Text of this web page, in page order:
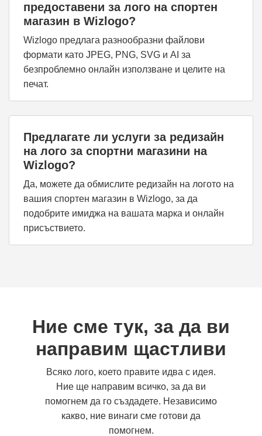
предоставени за лого на спортен
магазин в Wizlogo?
Wizlogo предлага разнообразни файлови
формати като JPEG, PNG, SVG и AI за
безпроблемно онлайн използване и целите на
печат.
Предлагате ли услуги за редизайн
на лого за спортни магазини на
Wizlogo?
Да, можете да обмислите редизайн на логото на
вашия спортен магазин в Wizlogo, за да
подобрите имиджа на вашата марка и онлайн
присъствието.
Ние сме тук, за да ви
направим щастливи
Всяко лого, което правите идва с идея.
Ние ще направим всичко, за да ви
помогнем да го създадете. Независимо
какво, ние винаги сме готови да
помогнем.